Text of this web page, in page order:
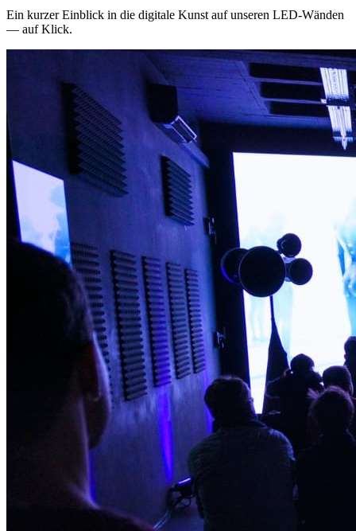
Ein kurzer Einblick in die digitale Kunst auf unseren LED-Wänden
— auf Klick.